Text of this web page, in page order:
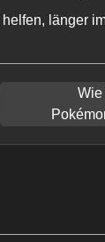
länger
Wie